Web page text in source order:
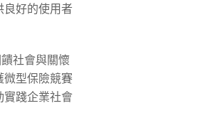
好的使用者
社會與關懷
微型保險競賽
實踐企業社會